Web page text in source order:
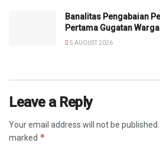
Banalitas Pengabaian
Pertama Gugatan
5 AUGUST 2026
Leave a Reply
Your email address will not be published.
marked *